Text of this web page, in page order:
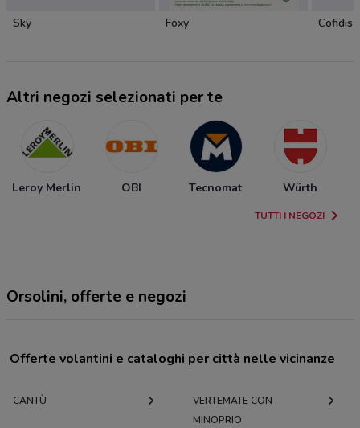
Sky Foxy Cofidis
Altri negozi selezionati per te
Leroy Merlin OBI Tecnomat Würth
TUTTI I NEGOZI
Orsolini, offerte e negozi
Offerte volantini e cataloghi per città nelle vicinanze
CANTÙ
VERTEMATE CON
MINOPRIO